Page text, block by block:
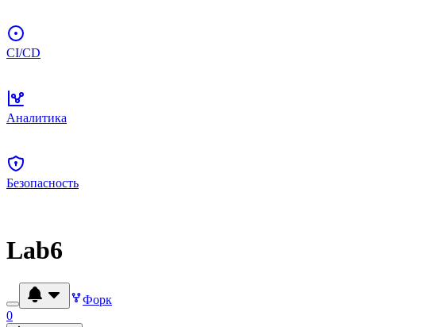
CI/CD
Аналитика
Безопасность
Lab6
Форк
0